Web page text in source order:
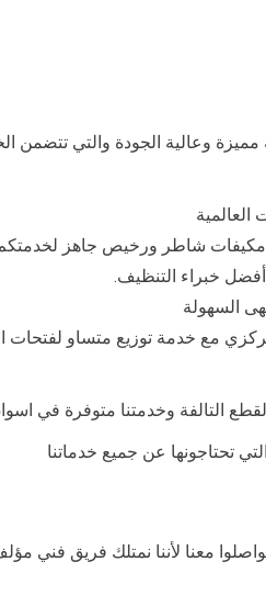
وعالية الجودة والتي تتضمن
مكيفات شاطر ورخيص جاهز
أفضل خبراء التنظيف.
السهولة
مع خدمة توزيع متساو
التالفة وخدمتنا متوفرة في
تحتاجونها عن جميع خدماتنا
معنا لأننا نمتلك فريق فني